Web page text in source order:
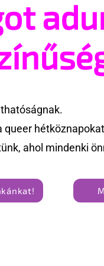
Boldog
és a magyar valóság
queer
ahol mindenki